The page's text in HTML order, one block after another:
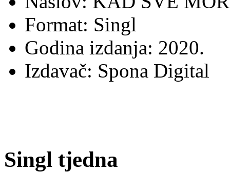
Format: Singl
Godina izdanja: 2020.
Izdavač: Spona Digital
Singl tjedna